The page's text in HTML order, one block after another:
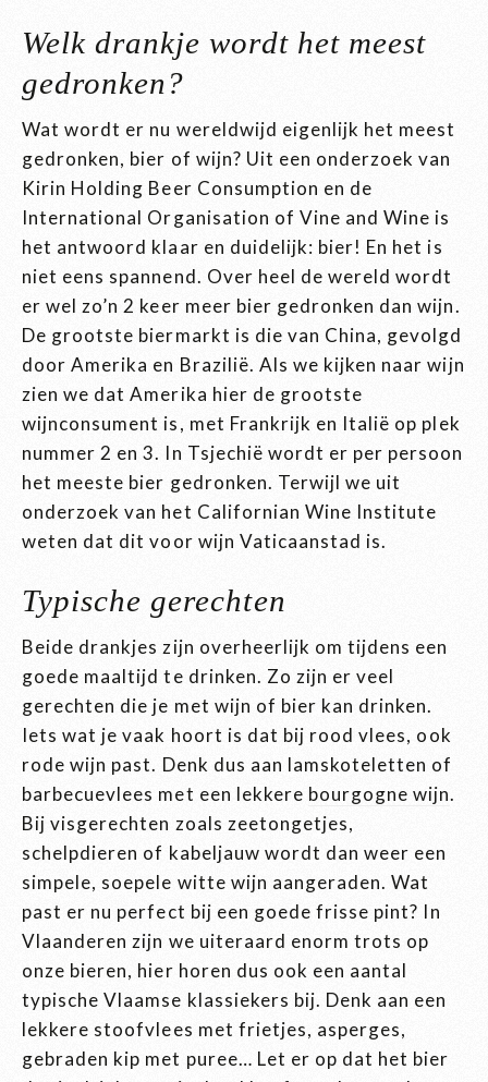
Welk drankje wordt het meest
gedronken?
Wat wordt er nu wereldwijd eigenlijk het meest
gedronken, bier of wijn? Uit een onderzoek van
Kirin Holding Beer Consumption en de
International Organisation of Vine and Wine is
het antwoord klaar en duidelijk: bier! En het is
niet eens spannend. Over heel de wereld wordt
er wel zo’n 2 keer meer bier gedronken dan wijn.
De grootste biermarkt is die van China, gevolgd
door Amerika en Brazilië. Als we kijken naar wijn
zien we dat Amerika hier de grootste
wijnconsument is, met Frankrijk en Italië op plek
nummer 2 en 3. In Tsjechië wordt er per persoon
het meeste bier gedronken. Terwijl we uit
onderzoek van het Californian Wine Institute
weten dat dit voor wijn Vaticaanstad is.
Typische gerechten
Beide drankjes zijn overheerlijk om tijdens een
goede maaltijd te drinken. Zo zijn er veel
gerechten die je met wijn of bier kan drinken.
Iets wat je vaak hoort is dat bij rood vlees, ook
rode wijn past. Denk dus aan lamskoteletten of
barbecuevlees met een lekkere bourgogne wijn.
Bij visgerechten zoals zeetongetjes,
schelpdieren of kabeljauw wordt dan weer een
simpele, soepele witte wijn aangeraden. Wat
past er nu perfect bij een goede frisse pint? In
Vlaanderen zijn we uiteraard enorm trots op
onze bieren, hier horen dus ook een aantal
typische Vlaamse klassiekers bij. Denk aan een
lekkere stoofvlees met frietjes, asperges,
gebraden kip met puree… Let er op dat het bier